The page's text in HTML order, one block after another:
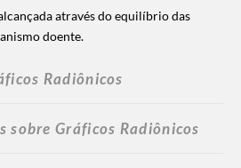
através do equilíbrio das
doente.
Radiônicos
sobre Gráficos Radiônicos